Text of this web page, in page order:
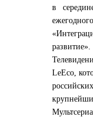
в
LeEco,